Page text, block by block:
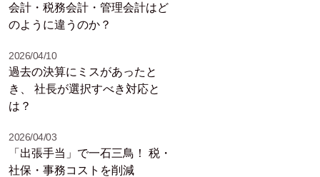
会計・税務会計・管理会計はど
のように違うのか？
2026/04/10
過去の決算にミスがあったと
き、 社長が選択すべき対応と
は？
2026/04/03
「出張手当」で一石三鳥！ 税・
社保・事務コストを削減